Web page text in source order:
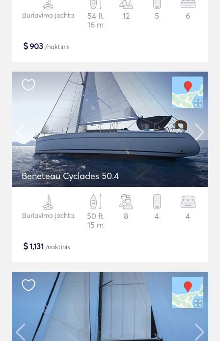
Buriavimo jachta
54 ft
16 m
12 5 6
$903 /naktinis
Beneteau Cyclades 50.4
Buriavimo jachta
50 ft
15 m
8 4 4
$1,131 /naktinis